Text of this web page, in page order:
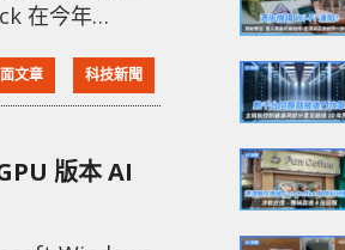
在今年
功能和設計上
文章 科技新聞
版本 AI